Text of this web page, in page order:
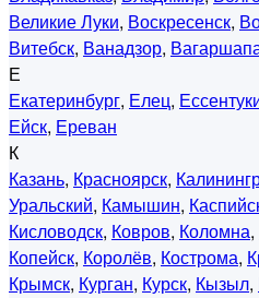
Великие Луки, Воскресенск,
Витебск, Ванадзор,
Е
Екатеринбург, Елец,
Ейск, Ереван
К
Казань, Красноярск,
Уральский, Камышин,
Кисловодск, Ковров, Коломна,
Копейск, Королёв, Кострома,
Крымск, Курган, Курск, Кызыл,